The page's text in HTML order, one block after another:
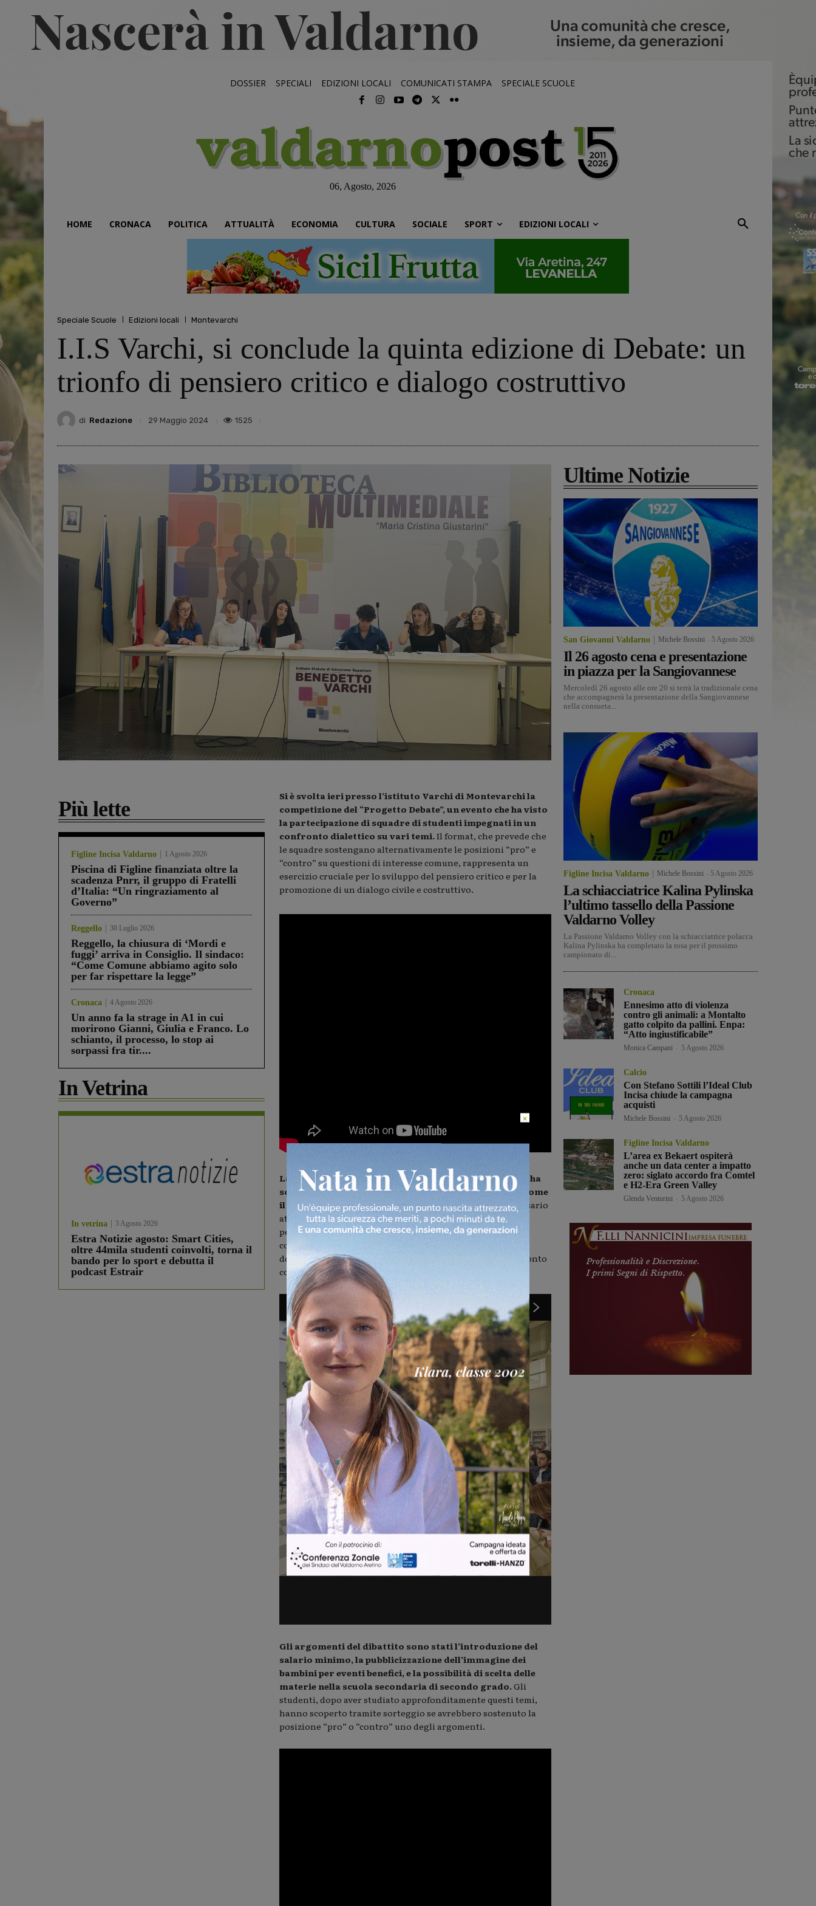
DOSSIER SPECIALI EDIZIONI LOCALI COMUNICATI STAMPA SPECIALE SCUOLE
06, Agosto, 2026
HOME CRONACA POLITICA ATTUALITÀ ECONOMIA CULTURA SOCIALE SPORT EDIZIONI LOCALI
Speciale Scuole Edizioni locali Montevarchi
I.I.S Varchi, si conclude la quinta edizione di Debate: un
trionfo di pensiero critico e dialogo costruttivo
di Redazione 29 Maggio 2024 1525
Più lette
Figline Incisa Valdarno 1 Agosto 2026
Piscina di Figline finanziata oltre la
scadenza Pnrr, il gruppo di Fratelli
d’Italia: “Un ringraziamento al
Governo”
Reggello 30 Luglio 2026
Reggello, la chiusura di ‘Mordi e
fuggi’ arriva in Consiglio. Il sindaco:
“Come Comune abbiamo agito solo
per far rispettare la legge”
Cronaca 4 Agosto 2026
Un anno fa la strage in A1 in cui
morirono Gianni, Giulia e Franco. Lo
schianto, il processo, lo stop ai
sorpassi fra tir....
In Vetrina
In vetrina 3 Agosto 2026
Estra Notizie agosto: Smart Cities,
oltre 44mila studenti coinvolti, torna il
bando per lo sport e debutta il
podcast Estrair
Si è svolta ieri presso l’istituto Varchi di Montevarchi la
competizione del “Progetto Debate”, un evento che ha visto
la partecipazione di squadre di studenti impegnati in un
confronto dialettico su vari temi.Il format, che prevede che
le squadre sostengano alternativamente le posizioni “pro” e
“contro” su questioni di interesse comune, rappresenta un
esercizio cruciale per lo sviluppo del pensiero critico e per la
promozione di un dialogo civile e costruttivo.
La preside dell’istituto, professoressa Chiara Casucci, ha
sottolineato l’importanza di metodologie didattiche come
il dibattito per superare la didattica frontale.“È necessario
attuare una metodologia come quella del dibattito, che
permette agli studenti di misurarsi direttamente con
competenze trasversali a tutte le discipline, invitandoli a
documentarsi sulle tematiche prima di sostenere un confronto
con qualcun altro”, ha affermato.
1di 16
Gli argomenti del dibattito sono stati l’introduzione del
salario minimo, la pubblicizzazione dell’immagine dei
bambini per eventi benefici, e la possibilità di scelta delle
materie nella scuola secondaria di secondo grado.Gli
studenti, dopo aver studiato approfonditamente questi temi,
hanno scoperto tramite sorteggio se avrebbero sostenuto la
posizione “pro” o “contro” uno degli argomenti.
Ultime Notizie
San Giovanni Valdarno Michele Bossini 5 Agosto 2026
Il 26 agosto cena e presentazione
in piazza per la Sangiovannese
Mercoledì 26 agosto alle ore 20 si terrà la tradizionale cena
che accompagnerà la presentazione della Sangiovannese
nella consueta...
Figline Incisa Valdarno Michele Bossini 5 Agosto 2026
La schiacciatrice Kalina Pylinska
l’ultimo tassello della Passione
Valdarno Volley
La Passione Valdarno Volley con la schiacciatrice polacca
Kalina Pylinska ha completato la rosa per il prossimo
campionato di...
Cronaca
Ennesimo atto di violenza
contro gli animali: a Montalto
gatto colpito da pallini. Enpa:
“Atto ingiustificabile”
Monica Campani 5 Agosto 2026
Calcio
Con Stefano Sottili l’Ideal Club
Incisa chiude la campagna
acquisti
Michele Bossini 5 Agosto 2026
Figline Incisa Valdarno
L’area ex Bekaert ospiterà
anche un data center a impatto
zero: siglato accordo fra Comtel
e H2-Era Green Valley
Glenda Venturini 5 Agosto 2026
×